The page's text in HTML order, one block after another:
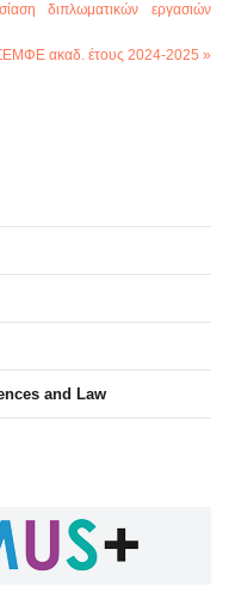
διπλωματικών εργασιών
ακαδ. έτους 2024-2025 »
and Law